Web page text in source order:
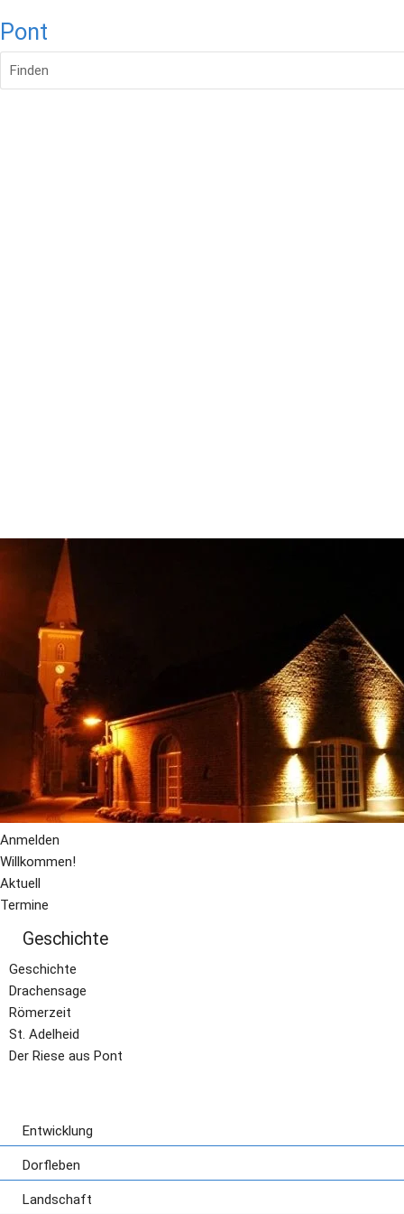
Pont
Finden
Anmelden
Willkommen!
Aktuell
Termine
Geschichte
Geschichte
Drachensage
Römerzeit
St. Adelheid
Der Riese aus Pont
Entwicklung
Dorfentwicklung
Wirtschaftliche Entwicklung
Dorfleben
Aktivitäten und Veranstaltungen
Landschaft